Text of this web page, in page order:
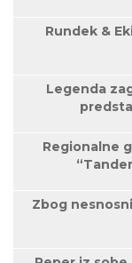
Rundek &
Legenda
Regionalne
Zbog